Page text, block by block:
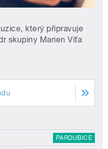
který připravuje
skupiny Marien Víťa
PARDUBICE